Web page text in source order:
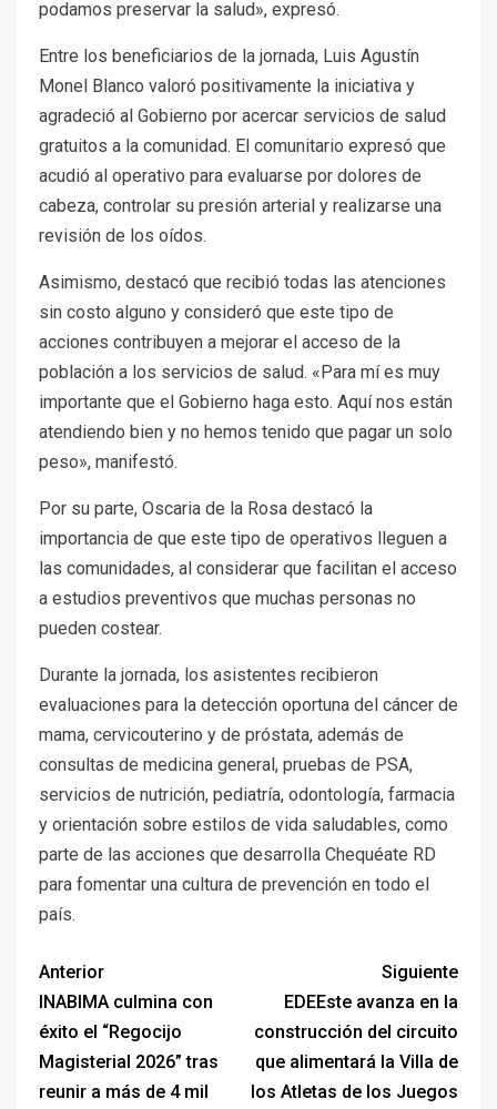
podamos preservar la salud», expresó.
Entre los beneficiarios de la jornada, Luis Agustín
Monel Blanco valoró positivamente la iniciativa y
agradeció al Gobierno por acercar servicios de salud
gratuitos a la comunidad. El comunitario expresó que
acudió al operativo para evaluarse por dolores de
cabeza, controlar su presión arterial y realizarse una
revisión de los oídos.
Asimismo, destacó que recibió todas las atenciones
sin costo alguno y consideró que este tipo de
acciones contribuyen a mejorar el acceso de la
población a los servicios de salud. «Para mí es muy
importante que el Gobierno haga esto. Aquí nos están
atendiendo bien y no hemos tenido que pagar un solo
peso», manifestó.
Por su parte, Oscaria de la Rosa destacó la
importancia de que este tipo de operativos lleguen a
las comunidades, al considerar que facilitan el acceso
a estudios preventivos que muchas personas no
pueden costear.
Durante la jornada, los asistentes recibieron
evaluaciones para la detección oportuna del cáncer de
mama, cervicouterino y de próstata, además de
consultas de medicina general, pruebas de PSA,
servicios de nutrición, pediatría, odontología, farmacia
y orientación sobre estilos de vida saludables, como
parte de las acciones que desarrolla Chequéate RD
para fomentar una cultura de prevención en todo el
país.
Anterior
INABIMA culmina con
éxito el “Regocijo
Magisterial 2026” tras
reunir a más de 4 mil
Siguiente
EDEEste avanza en la
construcción del circuito
que alimentará la Villa de
los Atletas de los Juegos